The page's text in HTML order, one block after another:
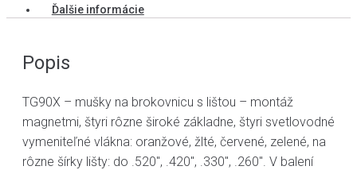
brokovnicuĎalšie informácie
Popis
TG90X – mušky na brokovnicu s lištou – montáž
magnetmi, štyri rôzne široké základne, štyri svetlovodné
vymeniteľné vlákna: oranžové, žlté, červené, zelené, na
rôzne šírky lišty: do .520", .420", .330", .260". V balení